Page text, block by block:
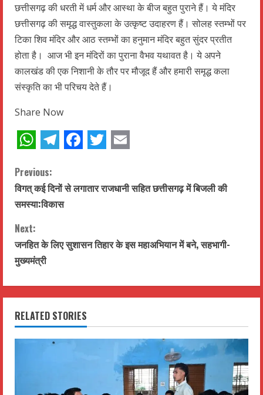
छत्तीसगढ़ की धरती में धर्म और आस्था के बीज बहुत पुराने हैं। ये मंदिर
छत्तीसगढ़ की समृद्ध वास्तुकला के उत्कृष्ट उदाहरण हैं। सोलह स्तम्भों पर
टिका शिव मंदिर और आठ स्तम्भों का हनुमान मंदिर बहुत सुंदर प्रतीत
होता है। आज भी इन मंदिरों का पुराना वैभव यथावत है। ये अपने
कालखंड की एक निशानी के तौर पर मौजूद हैं और हमारी समृद्ध कला
संस्कृति का भी परिचय देते हैं।
Share Now
C
o
n
t
i
n
u
Previous:
विगत् कई दिनों से लगातार राजधानी सहित छत्तीसगढ़ में बिजली की
समस्या:विकास
Next:
जनहित के लिए सुशासन तिहार के इस महाअभियान में बने, सहभागी-
मुख्यमंत्री
RELATED STORIES